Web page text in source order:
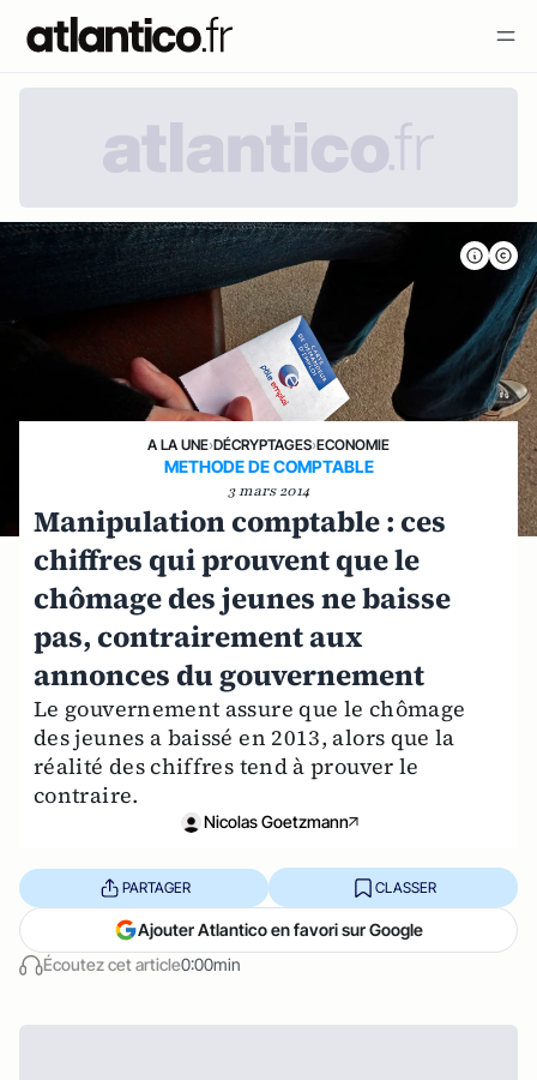
A LA UNE›DÉCRYPTAGES›ECONOMIE
METHODE DE COMPTABLE
3 mars 2014
Manipulation comptable : ces
chiffres qui prouvent que le
chômage des jeunes ne baisse
pas, contrairement aux
annonces du gouvernement
Le gouvernement assure que le chômage
des jeunes a baissé en 2013, alors que la
réalité des chiffres tend à prouver le
contraire.
Nicolas Goetzmann
Écoutez cet article0:00min
PARTAGER CLASSER
Ajouter Atlantico en favori sur Google